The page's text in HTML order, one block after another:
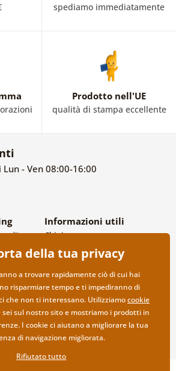
spediamo immediatamente
Prodotto nell'UE
qualità di stampa eccellente
- Ven 08:00-16:00
e
Informazioni utili
Chi siamo
FAQ
Contatti
Collaborazione all’ingrosso
della tua privacy
a trovare rapidamente ciò di cui hai
risparmiare tempo e ti impediranno di
che non ti interessano. Utilizziamocookie
sei sul nostro sito e mostriamo i prodotti in
I cookie ci aiutano a migliorare la tua
di navigazione migliorata.
Rifiutato tutto